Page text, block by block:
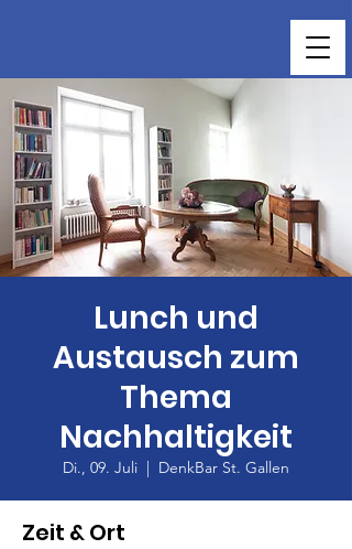
Lunch und
Austausch zum
Thema
Nachhaltigkeit
Di., 09. Juli
  |
DenkBar St. Gallen
Zeit & Ort